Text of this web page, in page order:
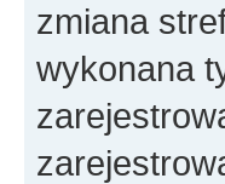
zmiana
wykonana